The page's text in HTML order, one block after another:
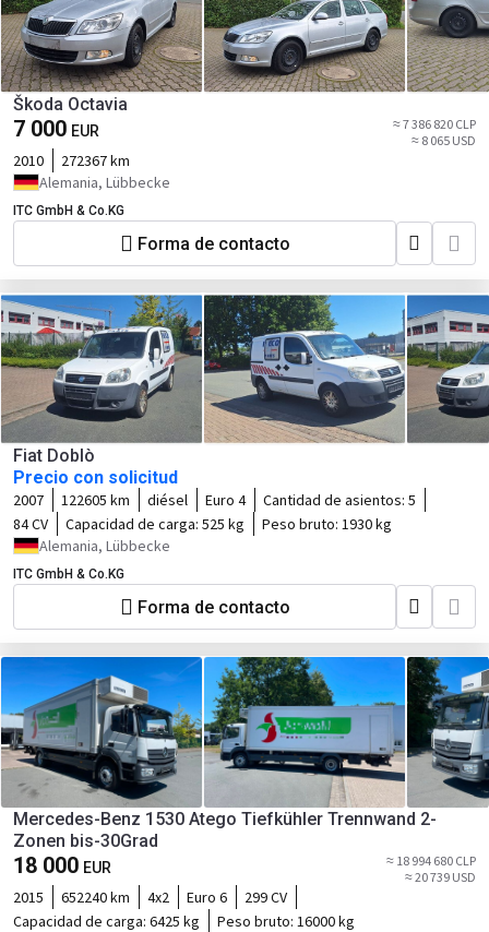
Škoda Octavia
7 000 EUR
≈ 7 386 820 CLP
≈ 8 065 USD
2010
272367 km
Alemania, Lübbecke
ITC GmbH & Co.KG
Forma de contacto
Fiat Doblò
Precio con solicitud
2007 122605 km diésel Euro 4 Cantidad de asientos: 5
84 CV
Capacidad de carga: 525 kg Peso bruto: 1930 kg
Alemania, Lübbecke
ITC GmbH & Co.KG
Forma de contacto
Mercedes-Benz 1530 Atego Tiefkühler Trennwand 2-
Zonen bis-30Grad
18 000 EUR
≈ 18 994 680 CLP
≈ 20 739 USD
2015 652240 km 4x2 Euro 6
299 CV
Capacidad de carga: 6425 kg Peso bruto: 16000 kg